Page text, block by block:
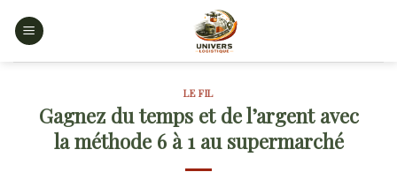
LE FIL
Gagnez du temps et de l’argent avec
la méthode 6 à 1 au supermarché